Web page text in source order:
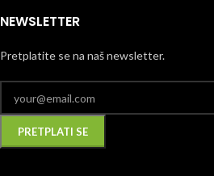
NEWSLETTER
Pretplatite se na naš newsletter.